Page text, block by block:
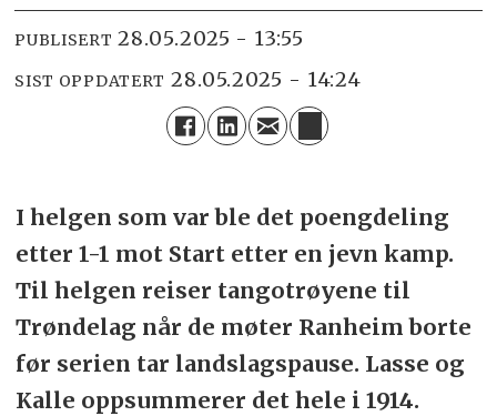
PUBLISERT 28.05.2025 - 13:55
SIST OPPDATERT 28.05.2025 - 14:24
I helgen som var ble det poengdeling
etter 1-1 mot Start etter en jevn kamp.
Til helgen reiser tangotrøyene til
Trøndelag når de møter Ranheim borte
før serien tar landslagspause. Lasse og
Kalle oppsummerer det hele i 1914.